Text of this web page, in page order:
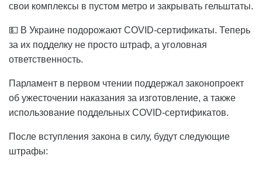
свои комплексы в пустом метро и закрывать гельштаты.
💵 В Украине подорожают COVID-сертификаты. Теперь
за их подделку не просто штраф, а уголовная
ответственность.
Парламент в первом чтении поддержал законопроект
об ужесточении наказания за изготовление, а также
использование поддельных COVID-сертификатов.
После вступления закона в силу, будут следующие
штрафы: